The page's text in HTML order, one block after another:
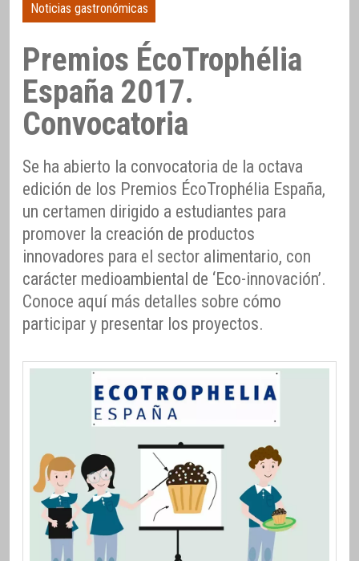
Noticias gastronómicas
Premios ÉcoTrophélia
España 2017.
Convocatoria
Se ha abierto la convocatoria de la octava
edición de los Premios ÉcoTrophélia España,
un certamen dirigido a estudiantes para
promover la creación de productos
innovadores para el sector alimentario, con
carácter medioambiental de ‘Eco-innovación’.
Conoce aquí más detalles sobre cómo
participar y presentar los proyectos.